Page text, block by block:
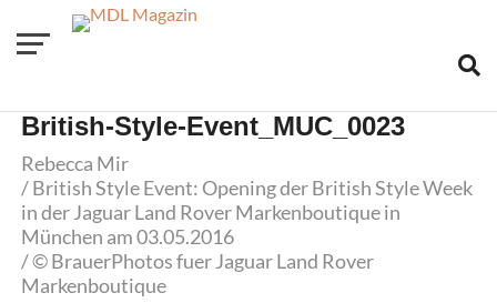
British-Style-Event_MUC_0023
Rebecca Mir
/ British Style Event: Opening der British Style Week
in der Jaguar Land Rover Markenboutique in
München am 03.05.2016
/ © BrauerPhotos fuer Jaguar Land Rover
Markenboutique